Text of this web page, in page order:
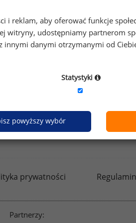
rynekpracy.pl
prywatności Regulamin
Partnerzy:
reklam, aby oferować funkcje
witryny, udostępniamy partnerom
innymi danymi otrzymanymi od
Statystyki
powyższy wybór